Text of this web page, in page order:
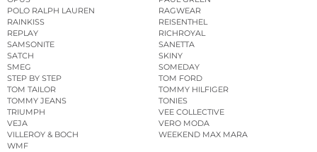
POLO RALPH LAUREN
RAGWEAR
RAINKISS
REISENTHEL
REPLAY
RICHROYAL
SAMSONITE
SANETTA
SATCH
SKINY
SMEG
SOMEDAY
STEP BY STEP
TOM FORD
TOM TAILOR
TOMMY HILFIGER
TOMMY JEANS
TONIES
TRIUMPH
VEE COLLECTIVE
VEJA
VERO MODA
VILLEROY & BOCH
WEEKEND MAX MARA
WMF